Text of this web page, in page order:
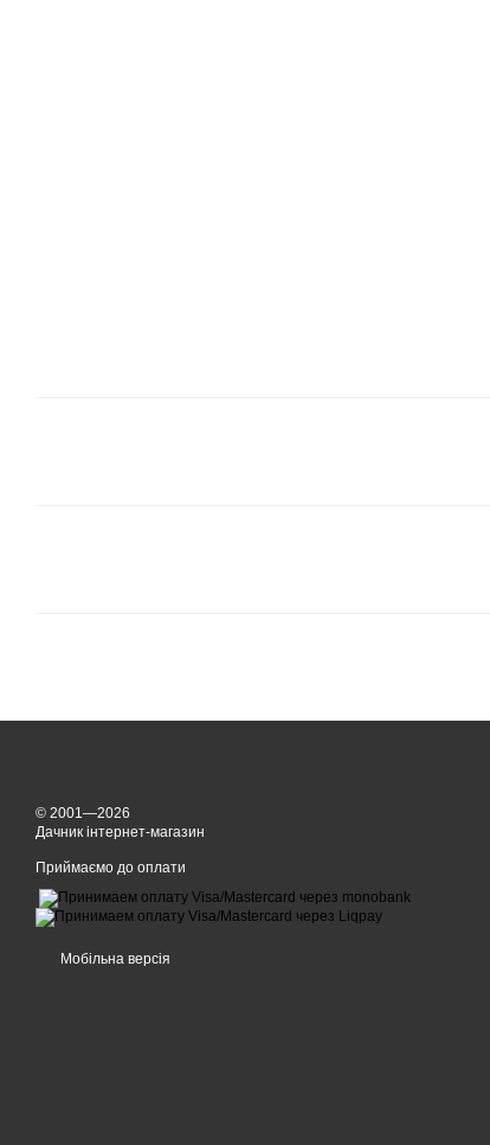
© 2001—2026
Дачник інтернет-магазин
Приймаємо до оплати
Мобільна версія